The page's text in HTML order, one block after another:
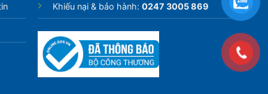
Khiếu nại & bảo hành: 0247 3005 869